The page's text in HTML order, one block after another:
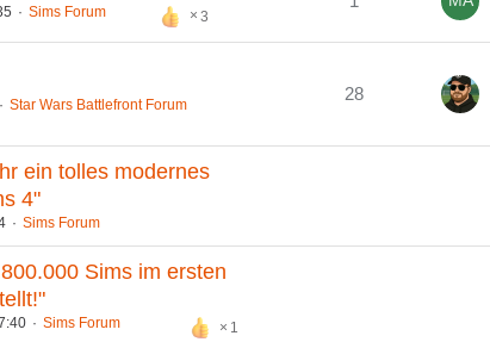
3
Sims Forum
Star Wars Battlefront Forum
28
ein tolles modernes
4"
Sims Forum
Sims im ersten
1
Sims Forum